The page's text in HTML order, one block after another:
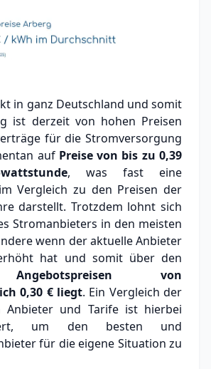
in ganz Deutschland und somit
ist derzeit von hohen Preisen
für die Stromversorgung
auf Preise von bis zu0,39
, was fast eine
Vergleich zu den Preisen der
darstellt. Trotzdem lohnt sich
Stromanbieters in den meisten
wenn der aktuelle Anbieter
hat und somit über den
Angebotspreisen von
0,30 €liegt. Ein Vergleich der
Anbieter und Tarife ist hierbei
um den besten und
für die eigene Situation zu